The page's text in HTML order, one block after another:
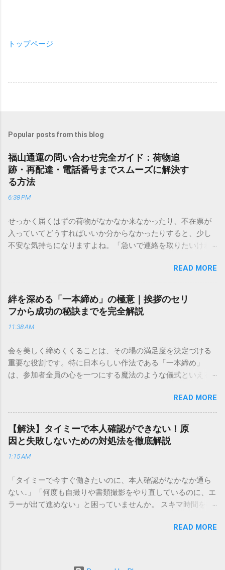
トップページ
Popular posts from this blog
福山通運の問い合わせ完全ガイド：荷物追
跡・再配達・電話番号までスムーズに解決す
る方法
6:38 PM
せっかく届くはずの荷物がなかなか来なかったり、不在票が
入っていてどうすればいいか分からなかったりすると、少し
不安な気持ちになりますよね。「急いで連絡を取りたいけれ
きできる？」といった疑問を抱える方も多いはずです。 福山
通運は企業間物流のイメージが強いかもしれませんが、個人
向けの宅配サービスも非常に充実しています。大切なのは、
目的に合わせた適切な連絡先を選ぶことです。この記事で
は、荷物の追跡確認から営業所への電話連絡、再配達の依頼
手順まで、初めての方でも迷わずに解決できる方法を詳しく
本全国に広範なネットワークを持つ大手運送会社です。特に
重量物や大型の荷物、そして企業間の輸送において圧倒的な
実績を誇ります。 個人で利用する場合、他の宅配業者と少し
いう特徴があります。地域に密着した各拠点が配送をコント
ロールしているため、現場の状況に合わせた柔軟な相談がし
やすいのがメリットです。まずは、今抱えている悩みがどの
サービスで解決できるかを確認していきましょう。 1. 荷物の
るのが最も効率的です。現在の荷物がいったいどこにあるの
か、いつ届く予定なのかは、お手元の番号一つで判明しま
す。 伝票番号（お問い合わせ番号）を準備する : 送り状（伝
票）の控えに記載されている、数字の並びを確認してくださ
い。これが荷物の識別番号になります。 確認できる内容 : 集
READ MORE
絆を深める「一本締め」の極意｜挨拶のセリ
フから成功の秘訣までを完全解説
11:38 AM
会を美しく締めくくることは、その場の満足度を決定づける
重要な役割です。特に日本らしい作法である「一本締め」
は、参加者全員の心を一つにする魔法のような儀式といえる
「手拍子のリズムに自信がない」と不安を感じる方も多いは
ずです。この記事では、ビジネスからカジュアルな集まりま
で、どのような場面でも堂々と立ち振る舞えるための「一本
締め」の作法を、基礎知識から具体的なセリフ例まで丁寧に
解説します。 一本締めとは？その本質と効果 一本締めは、単
に手を叩いて終わらせる作業ではありません。その時間、そ
て刻み込む伝統的な儀礼です。 一本締めがもたらすポジティ
ブな効果 一体感の創出 参加者全員が一斉に同じリズムを刻む
ことで、集団としての連帯感が生まれます。 心地よい終幕
韻を大切にしながら、すっきりと解散することができます。
READ MORE
【解決】タイミーで本人確認ができない！原
因と失敗しないための対処法を徹底解説
1:15 AM
「タイミーで今すぐ働きたいのに、本人確認がなかなか通ら
ない…」「何度も自撮りや書類撮影をやり直しているのに、エ
ラーが出て進めない」と困っていませんか。 スキマ時間を有
賢い働き方に欠かせないツールです。しかし、その最初の壁
という、もったいない状況になってしまいます。 実は、タイ
READ MORE